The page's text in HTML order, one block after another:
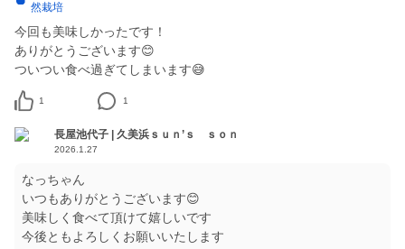
然栽培
今回も美味しかったです！
ありがとうございます😊
1 1
長屋池代子 | 久美浜ｓｕｎ’ｓ ｓｏｎ
2026.1.27
なっちゃん
いつもありがとうございます😊
美味しく食べて頂けて嬉しいです
今後ともよろしくお願いいたします